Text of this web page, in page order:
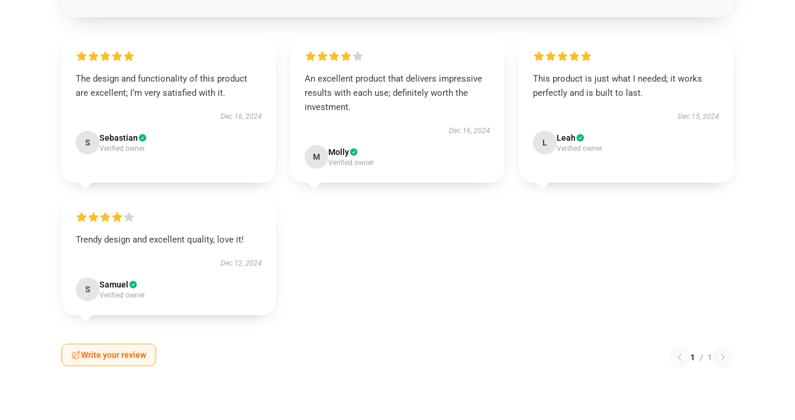
The design and functionality of this product
are excellent; I’m very satisfied with it.
Dec 16, 2024
S Sebastian
Verified owner
An excellent product that delivers impressive
results with each use; definitely worth the
investment.
Dec 16, 2024
M Molly
Verified owner
This product is just what I needed; it works
perfectly and is built to last.
Dec 15, 2024
L Leah
Verified owner
Trendy design and excellent quality, love it!
Dec 12, 2024
S Samuel
Verified owner
Write your review 1 / 1